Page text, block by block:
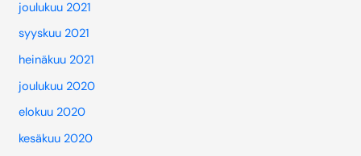
joulukuu 2021
syyskuu 2021
heinäkuu 2021
joulukuu 2020
elokuu 2020
kesäkuu 2020